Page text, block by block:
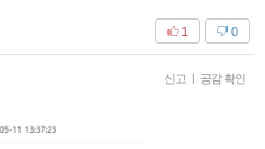
0
1
신고 공감 확인